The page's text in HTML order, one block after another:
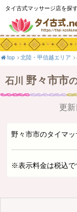
タイ古式マッサージ店を探
top 北陸・甲信越エリア
石川 野々市市
更新
野々市市のタイマ
※表示料金は税込で